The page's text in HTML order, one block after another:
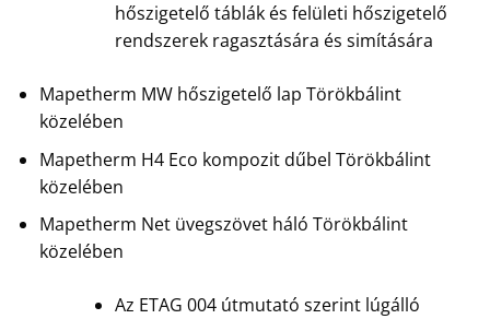
hőszigetelő táblák és felületi hőszigetelő
rendszerek ragasztására és simítására
Mapetherm MW hőszigetelő lap Törökbálint
közelében
Mapetherm H4 Eco kompozit dűbel Törökbálint
közelében
Mapetherm Net üvegszövet háló Törökbálint
közelében
Az ETAG 004 útmutató szerint lúgálló